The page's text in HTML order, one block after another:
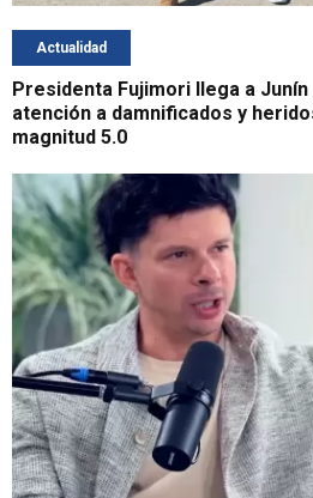
Actualidad
Presidenta Fujimori llega a
atención a damnificados y
magnitud 5.0